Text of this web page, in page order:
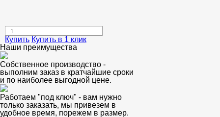
Купить Купить в 1 клик
Наши преимущества
Собственное производство -
выполним заказ в кратчайшие сроки
и по наиболее выгодной цене.
Работаем "под ключ" - вам нужно
только заказать, мы привезем в
удобное время, порежем в размер.